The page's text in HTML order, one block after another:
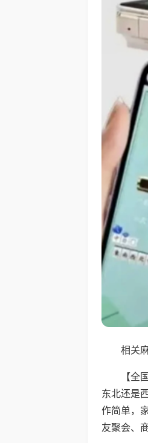
相关
【全
东北还是
作简单，
友聚会、